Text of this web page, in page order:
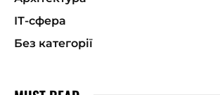
ІТ-сфера
Без категорії